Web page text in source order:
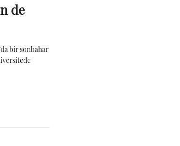
de
bir sonbahar